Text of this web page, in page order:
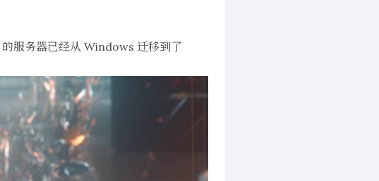
服务器已经从 Windows 迁移到了